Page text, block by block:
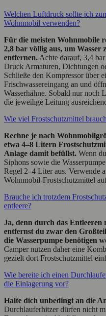
Welchen Luftdruck sollte ich
Wohnmobil verwenden?
Für die meisten Wohnmobile
2,8 bar völlig aus, um Wasser
entfernen. Achte darauf, 3,4
Druck Armaturen, Dichtungen
Schließe den Kompressor über
Frischwassereingang an und
Wasserhähne. Sobald nur noch
die jeweilige Leitung
Wie viel Frostschutzmittel
Rechne je nach
etwa 4–8 Litern
Anlage damit befüllst. Wenn
Siphons sowie die
Regel 2–4 Liter aus. Verwende
Wohnmobil-Frostschutzmittel
Brauche ich trotzdem
entleere?
Ja, denn durch das
entfernst du zwar den
die Wasserpumpe benötigen
Camper nutzen daher eine
gezielt dort Frostschutzmittel
Wie bereite ich einen
die Einlagerung vor?
Halte dich unbedingt an die
Durchlauferhitzer dürfen nicht